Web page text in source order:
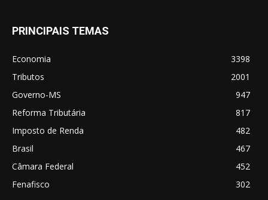
PRINCIPAIS TEMAS
Economia
3398
Tributos
2001
Governo-MS
947
Reforma Tributária
817
Imposto de Renda
482
Brasil
467
Câmara Federal
452
Fenafisco
302